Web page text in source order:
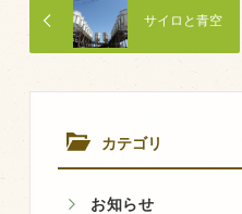
カテゴリ
お知らせ
サイロと青空